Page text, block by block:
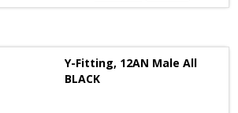
Male
antall
Y-Fitting, 12AN Male All
BLACK